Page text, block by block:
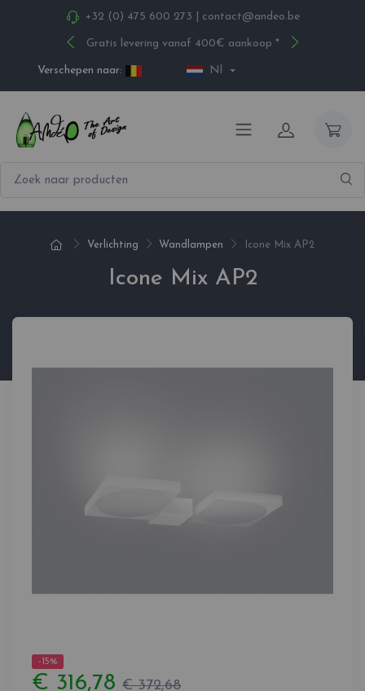
+32 (0) 475 600 273 contact@andeo.be
Gratis levering vanaf 400€ aankoop *
Verschepen naar: Nl
Verlichting Wandlampen Icone Mix AP2
Icone Mix AP2
-15%
€ 316,78 € 372,68